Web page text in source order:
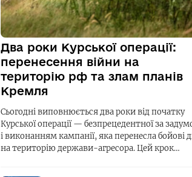
Два роки Курської операції:
перенесення війни на
територію рф та злам планів
Кремля
Сьогодні виповнюється два роки від початку
Курської операції — безпрецедентної за
і виконанням кампанії, яка перенесла бойові
на територію держави-агресора. Цей крок…